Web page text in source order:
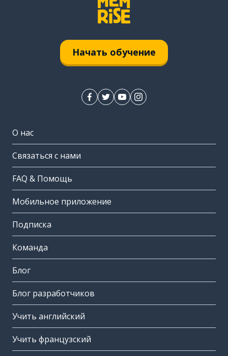
Начать обучение
О нас
Связаться с нами
FAQ & Помощь
Мобильное приложение
Подписка
Команда
Блог
Блог разработчиков
Учить английский
Учить французский